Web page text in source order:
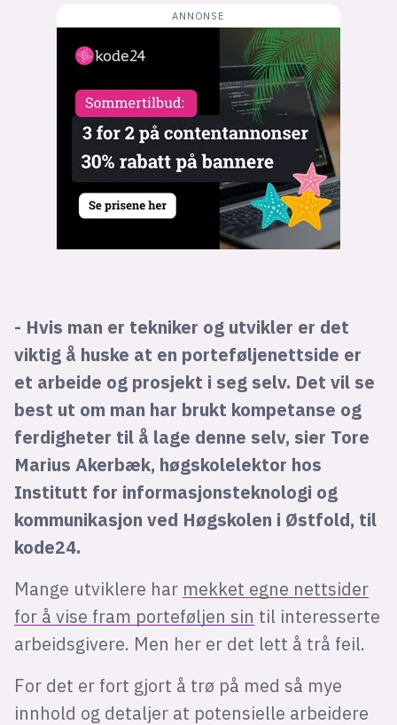
- Hvis man er tekniker og utvikler er det
viktig å huske at en porteføljenettside er
et arbeide og prosjekt i seg selv. Det vil se
best ut om man har brukt kompetanse og
ferdigheter til å lage denne selv, sier Tore
Marius Akerbæk, høgskolelektor hos
Institutt for informasjonsteknologi og
kommunikasjon ved Høgskolen i Østfold, til
kode24.
Mange utviklere har mekket egne nettsider
for å vise fram porteføljen sin til interesserte
arbeidsgivere. Men her er det lett å trå feil.
For det er fort gjort å trø på med så mye
innhold og detaljer at potensielle arbeidere